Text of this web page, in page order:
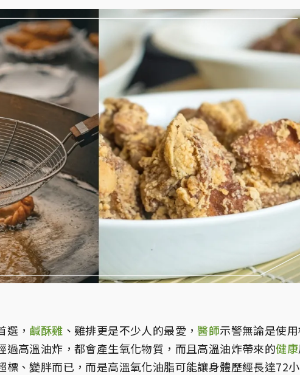
選， 鹹酥雞 、雞排更是不少人的最愛，醫師示警無論是使用
過高溫油炸，都會產生氧化物質，而且高溫油炸帶來的健康
標、變胖而已，而是高溫氧化油脂可能讓身體歷經長達72